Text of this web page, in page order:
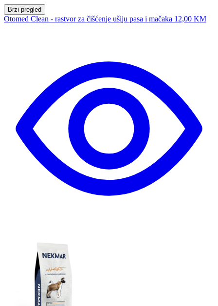
Brzi pregled
Otomed Clean - rastvor za čišćenje ušiju pasa i mačaka 12,00 KM